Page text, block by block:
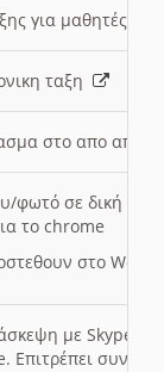
για μαθητές
ταξη
στο απο
φωτό σε δική
το chrome
στο Word
με Skype
Επιτρέπει